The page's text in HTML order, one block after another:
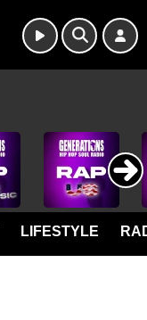
LIFESTYLE